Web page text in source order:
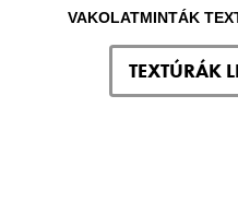
VAKOLATMINTÁK
TEXTÚRÁK